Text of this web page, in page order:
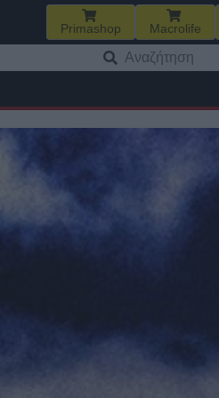
Primashop Macrolife